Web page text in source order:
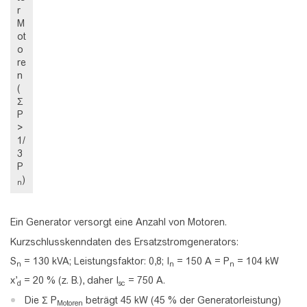
r
M
ot
o
re
n
(
Σ
P
>
1/
3
P
n)
Ein Generator versorgt eine Anzahl von Motoren.
Kurzschlusskenndaten des Ersatzstromgenerators:
Sn = 130 kVA; Leistungsfaktor: 0,8; In = 150 A = Pn = 104 kW
x’d = 20 % (z. B.), daher Isc = 750 A.
Die Σ PMotoren beträgt 45 kW (45 % der Generatorleistung)